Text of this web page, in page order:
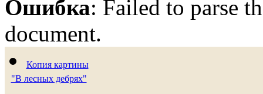
Ошибка: Failed to parse
document.
Копия картины
"В лесных дебрях"